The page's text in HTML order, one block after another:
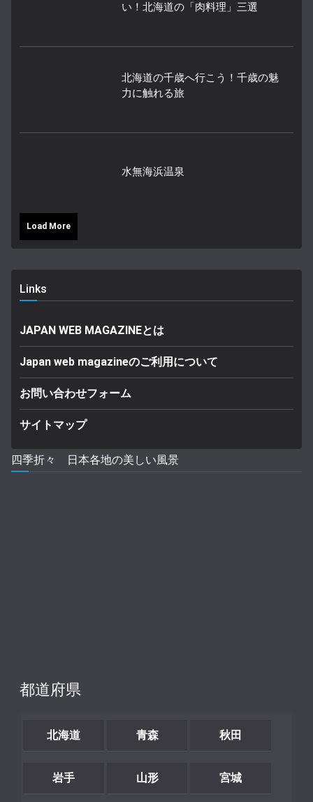
い！北海道の「肉料理」三選
北海道の千歳へ行こう！千歳の魅
力に触れる旅
水無海浜温泉
Load More
Links
JAPAN WEB MAGAZINEとは
Japan web magazineのご利用について
お問い合わせフォーム
サイトマップ
四季折々 日本各地の美しい風景
都道府県
北海道 青森 秋田
岩手 山形 宮城